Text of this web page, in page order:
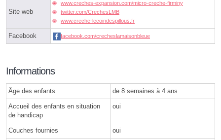
Site web
www.creches-expansion.com/micro-creche-firminy
twitter.com/CrechesLMB
www.creche-lecoindespillous.fr
Facebook facebook.com/crecheslamaisonbleue
Informations
Âge des enfants de 8 semaines à 4 ans
Accueil des enfants en situation
de handicap
oui
Couches fournies oui